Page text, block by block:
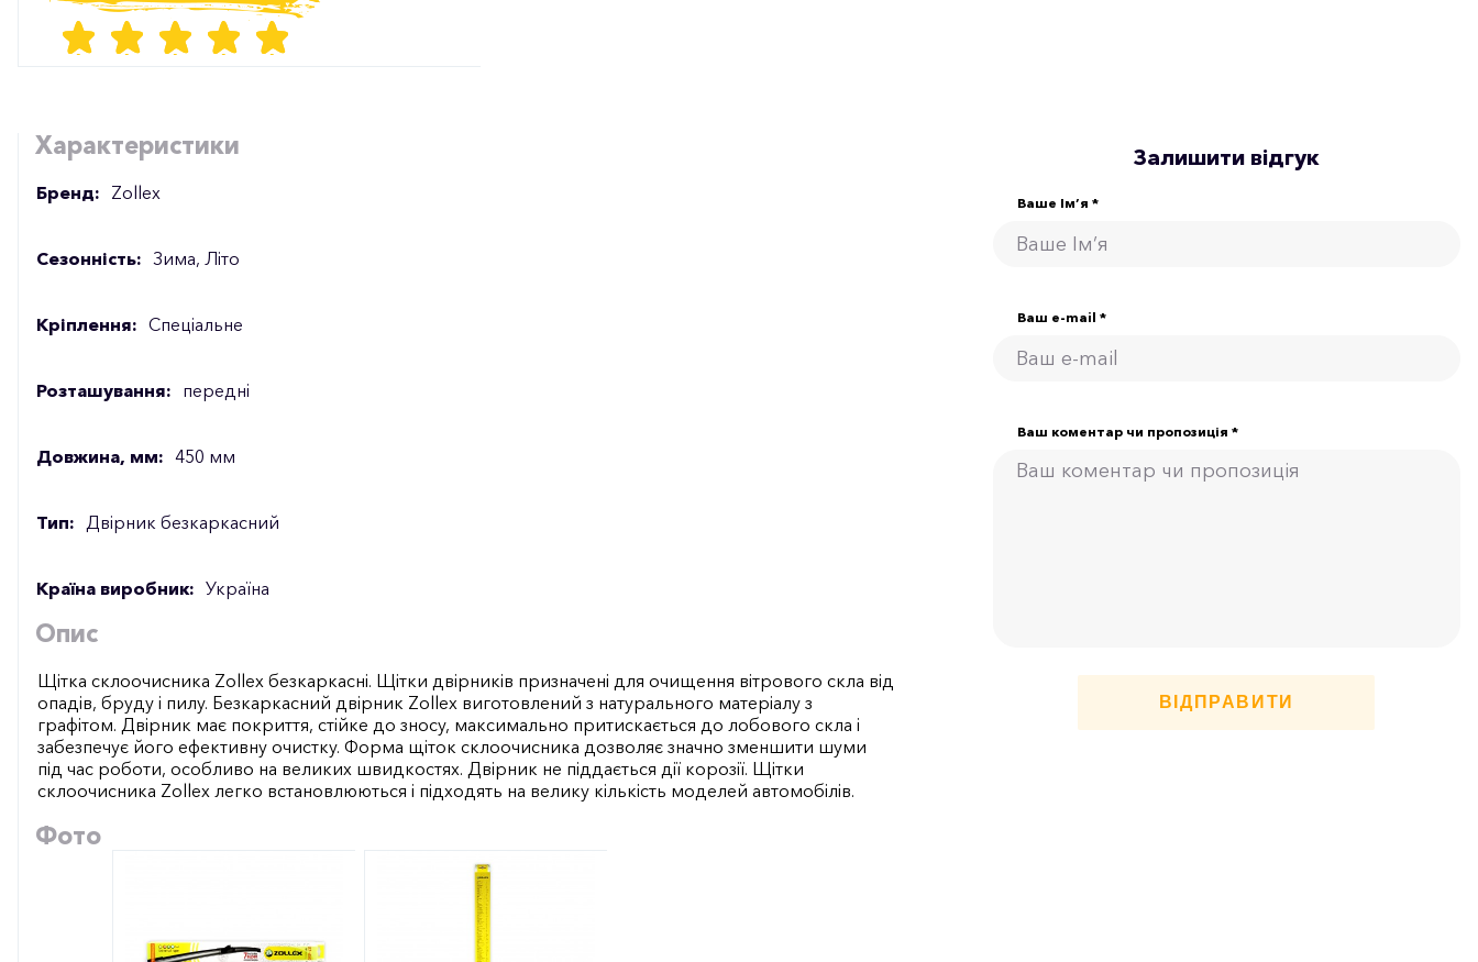
Характеристики
Бренд: Zollex
Сезонність: Зима, Літо
Кріплення: Спеціальне
Розташування: передні
Довжина, мм: 450 мм
Тип: Двірник безкаркасний
Країна виробник: Україна
Опис
Щітка склоочисника Zollex безкаркасні. Щітки двірників призначені для очищення вітрового скла від
опадів, бруду і пилу. Безкаркасний двірник Zollex виготовлений з натурального матеріалу з
графітом. Двірник має покриття, стійке до зносу, максимально притискається до лобового скла і
забезпечує його ефективну очистку. Форма щіток склоочисника дозволяє значно зменшити шуми
під час роботи, особливо на великих швидкостях. Двірник не піддається дії корозії. Щітки
склоочисника Zollex легко встановлюються і підходять на велику кількість моделей автомобілів.
Фото
Залишити відгук
Ваше Ім’я *
Ваш e-mail *
Ваш коментар чи пропозиція *
ВІДПРАВИТИ